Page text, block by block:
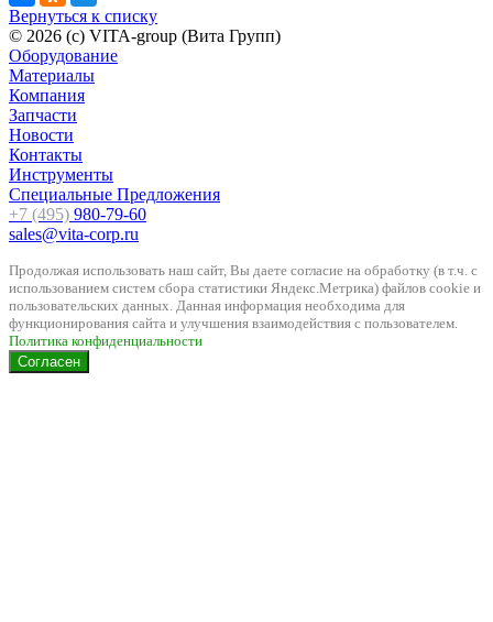
Вернуться к списку
© 2026 (c) VITA-group (Вита Групп)
Оборудование
Материалы
Компания
Запчасти
Новости
Контакты
Инструменты
Специальные Предложения
+7 (495) 980-79-60
sales@vita-corp.ru
Продолжая использовать наш cайт, Вы даете согласие на обработку (в т.ч. с
использованием систем сбора статистики Яндекс.Метрика) файлов cookie и
пользовательских данных. Данная информация необходима для
функционирования сайта и улучшения взаимодействия с пользователем.
Политика конфиденциальности
Согласен